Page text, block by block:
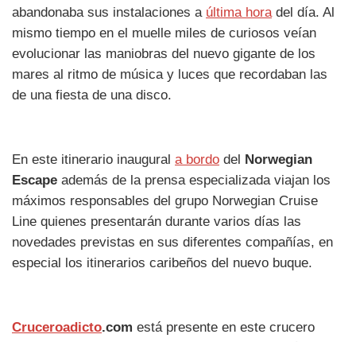
abandonaba sus instalaciones a última hora del día. Al
mismo tiempo en el muelle miles de curiosos veían
evolucionar las maniobras del nuevo gigante de los
mares al ritmo de música y luces que recordaban las
de una fiesta de una disco.
En este itinerario inaugural a bordo del Norwegian
Escape además de la prensa especializada viajan los
máximos responsables del grupo Norwegian Cruise
Line quienes presentarán durante varios días las
novedades previstas en sus diferentes compañías, en
especial los itinerarios caribeños del nuevo buque.
Cruceroadicto.com está presente en este crucero